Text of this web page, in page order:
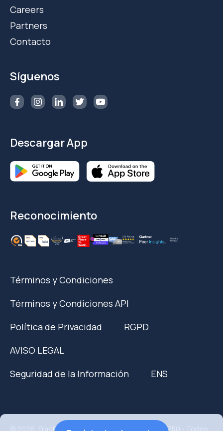
Careers
Partners
Contacto
Síguenos
Descargar App
Reconocimiento
Términos y Condiciones
Términos y Condiciones API
Política de Privacidad
RGPD
AVISO LEGAL
Seguridad de la Información
ENS
© 2026, Fracttal Tech S.L EUID: ES28065.081942750 - Todos